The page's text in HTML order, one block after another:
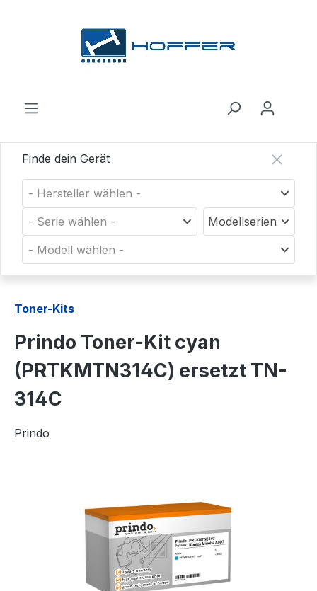
Finde dein Gerät
- Hersteller wählen -
- Serie wählen -
Modellserien
- Modell wählen -
Toner-Kits
Prindo Toner-Kit cyan
(PRTKMTN314C) ersetzt TN-
314C
Prindo